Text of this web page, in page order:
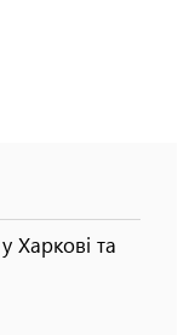
Харкові та